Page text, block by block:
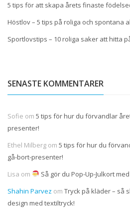
5 tips för att skapa årets finaste
Höstlov – 5 tips på roliga och spontana
Sportlovstips – 10 roliga saker att hitta
SENASTE KOMMENTARER
Sofie om 5 tips för hur du förvandlar
presenter!
Ethel Milberg om 5 tips för hur du
gå-bort-presenter!
Lisa om
Så gör du Pop-Up-Julkort med
Shahin Parvez om Tryck på kläder – så
design med textiltryck!